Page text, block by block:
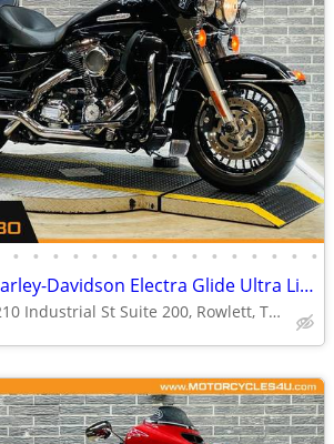
• • • • • • • • • • • • • • • •
$230/mo - 2013 Harley-Davidson Electra Glide Ultra Limited FLHTK
4210 Industrial St Suite 200, Rowlett, TX 75088